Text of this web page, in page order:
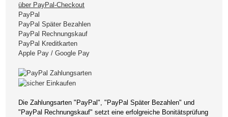
über PayPal-Checkout
PayPal
PayPal Später Bezahlen
PayPal Rechnungskauf
PayPal Kreditkarten
Apple Pay / Google Pay
Die Zahlungsarten "PayPal", "PayPal Später Bezahlen" und
"PayPal Rechnungskauf" setzt eine erfolgreiche Bonitätsprüfung